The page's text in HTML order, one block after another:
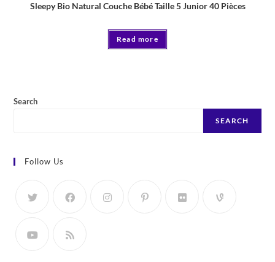
Sleepy Bio Natural Couche Bébé Taille 5 Junior 40 Pièces
Read more
Search
SEARCH
Follow Us